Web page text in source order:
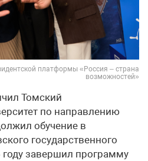
платформы «Россия – страна
возможностей»
Томский
по направлению
обучение в
государственного
году завершил программу